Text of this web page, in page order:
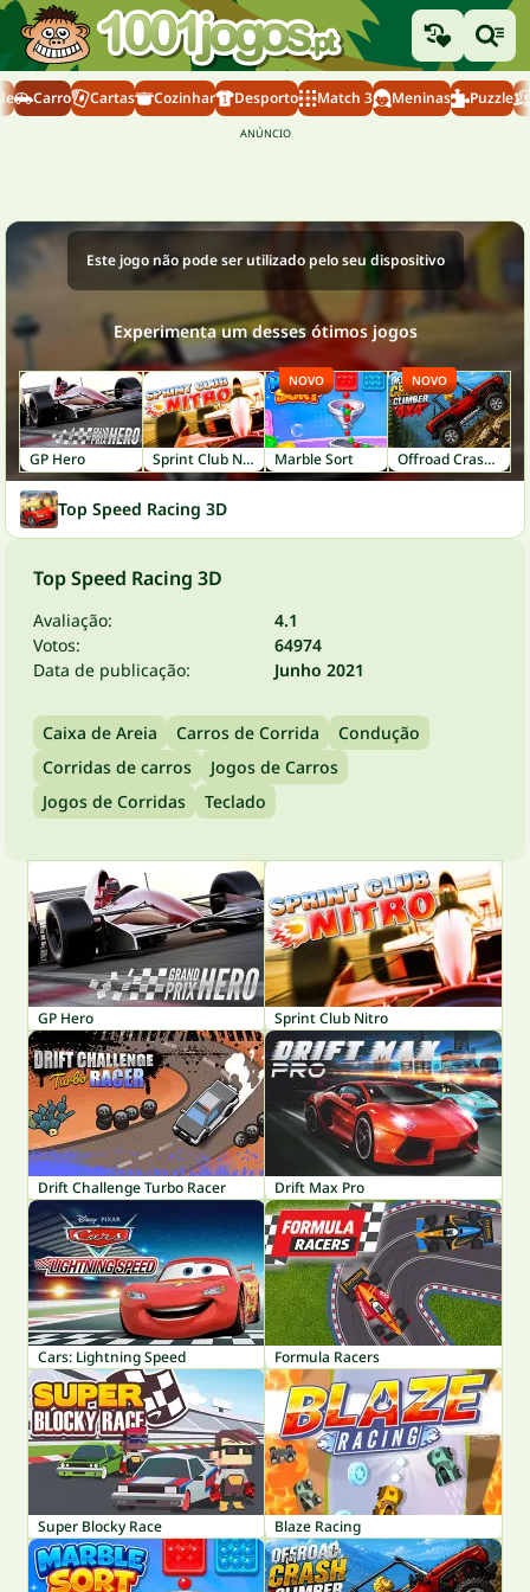
Carro Cartas Cozinhar Desporto Match 3 Meninas Puzzle
Este jogo não pode ser utilizado pelo seu dispositivo
Experimenta um desses ótimos jogos
GP Hero Sprint Club Nitro Marble Sort
NOVO
Offroad Crash Climber 4X4
NOVO
Top Speed Racing 3D
Top Speed Racing 3D
Avaliação:
4.1
Votos:
64974
Data de publicação:
Junho 2021
Caixa de Areia Carros de Corrida
Condução
Corridas de carros
Jogos de Carros
Jogos de Corridas
Teclado
GP Hero Sprint Club Nitro
Drift Challenge Turbo Racer Drift Max Pro
Cars: Lightning Speed Formula Racers
Super Blocky Race Blaze Racing